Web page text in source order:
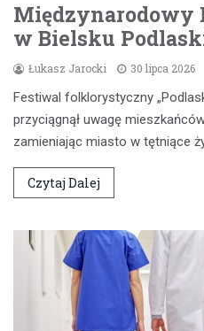
Międzynarodowy
w Bielsku
Łukasz Jarocki 30 lipca 2026
Festiwal folklorystyczny
przyciągnął uwagę
zamieniając miasto w tętniące
Czytaj Dalej